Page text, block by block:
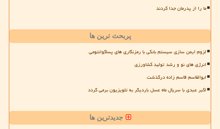
ما را از پدرمان جدا کردند
پربحث ترین ها
لزوم ایمن سازی سیستم بانکی با رمزنگاری های پساکوانتومی
انرژی های نو و رشد تولید کشاورزی
ابوالقاسم قاسم زاده درگذشت
اکبر عبدی با سریال ماه عسل باردیگر به تلویزیون برمی گردد
جدیدترین ها